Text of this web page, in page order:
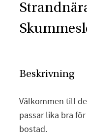
Beskrivning
Välkommen till
passar lika bra
bostad.